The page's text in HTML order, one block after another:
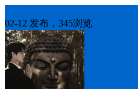
02-12 发布，345浏览